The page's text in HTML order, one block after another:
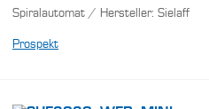
Spiralautomat / Hersteller: Sielaff
Prospekt